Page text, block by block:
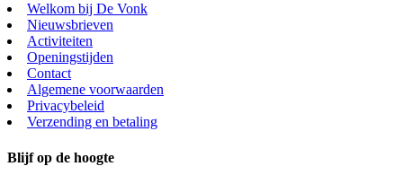
Welkom bij De Vonk
Nieuwsbrieven
Activiteiten
Openingstijden
Contact
Algemene voorwaarden
Privacybeleid
Verzending en betaling
Blijf op de hoogte